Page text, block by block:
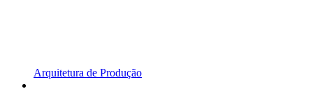
Arquitetura de Produção